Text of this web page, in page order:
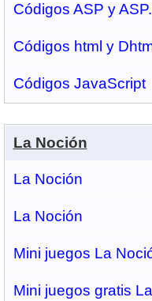
Códigos ASP y
Códigos html y
Códigos JavaScript
La Noción
La Noción
La Noción
Mini juegos La
Mini juegos gratis